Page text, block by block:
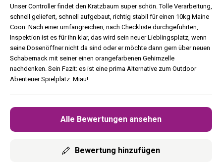
Alle Bewertungen ansehen
Bewertung hinzufügen
Unser Controller findet den Kratzbaum super schön. Tolle Verarbeitung,
schnell geliefert, schnell aufgebaut, richtig stabil für einen 10kg Maine
Coon. Nach einer umfangreichen, nach Checkliste durchgeführten,
Inspektion ist es für ihn klar, das wird sein neuer Lieblingsplatz, wenn
seine Dosenöffner nicht da sind oder er möchte dann gern über neuen
Schabernack mit seiner einen orangefarbenen Gehirnzelle
nachdenken. Sein Fazit: es ist eine prima Alternative zum Outdoor
Abenteuer Spielplatz. Miau!